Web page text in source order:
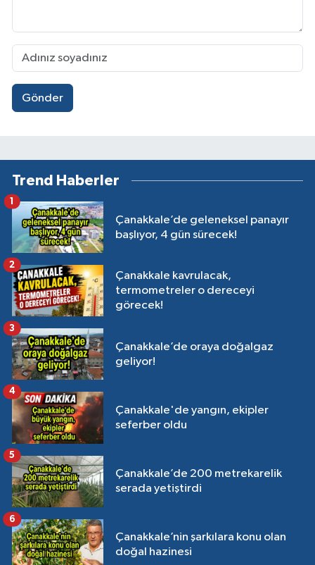
Gönder
Trend Haberler
Çanakkale’de geleneksel panayır
başlıyor, 4 gün sürecek!
1
Çanakkale kavrulacak,
termometreler o dereceyi
görecek!
2
Çanakkale’de oraya doğalgaz
geliyor!
3
Çanakkale'de yangın, ekipler
seferber oldu
4
Çanakkale’de 200 metrekarelik
serada yetiştirdi
5
Çanakkale’nin şarkılara konu olan
doğal hazinesi
6